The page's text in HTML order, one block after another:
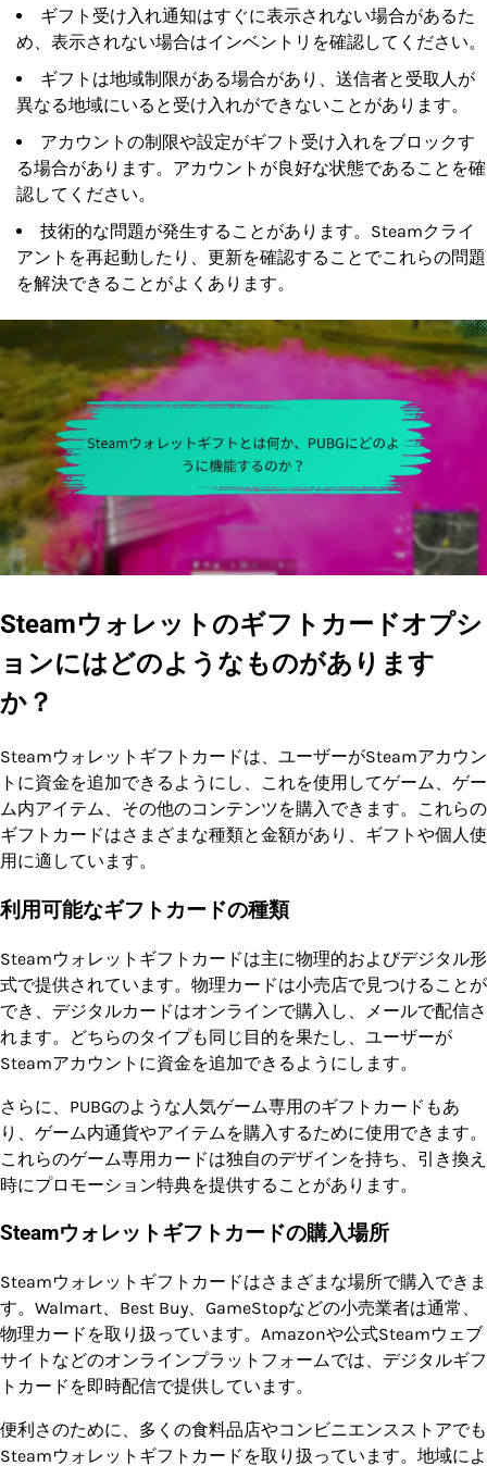
ギフト受け入れ通知はすぐに表示されない場合があるた
め、表示されない場合はインベントリを確認してください。
ギフトは地域制限がある場合があり、送信者と受取人が
異なる地域にいると受け入れができないことがあります。
アカウントの制限や設定がギフト受け入れをブロックす
る場合があります。アカウントが良好な状態であることを確
認してください。
技術的な問題が発生することがあります。Steamクライ
アントを再起動したり、更新を確認することでこれらの問題
を解決できることがよくあります。
Steamウォレットのギフトカードオプシ
ョンにはどのようなものがあります
か？
Steamウォレットギフトカードは、ユーザーがSteamアカウン
トに資金を追加できるようにし、これを使用してゲーム、ゲー
ム内アイテム、その他のコンテンツを購入できます。これらの
ギフトカードはさまざまな種類と金額があり、ギフトや個人使
用に適しています。
利用可能なギフトカードの種類
Steamウォレットギフトカードは主に物理的およびデジタル形
式で提供されています。物理カードは小売店で見つけることが
でき、デジタルカードはオンラインで購入し、メールで配信さ
れます。どちらのタイプも同じ目的を果たし、ユーザーが
Steamアカウントに資金を追加できるようにします。
さらに、PUBGのような人気ゲーム専用のギフトカードもあ
り、ゲーム内通貨やアイテムを購入するために使用できます。
これらのゲーム専用カードは独自のデザインを持ち、引き換え
時にプロモーション特典を提供することがあります。
Steamウォレットギフトカードの購入場所
Steamウォレットギフトカードはさまざまな場所で購入できま
す。Walmart、Best Buy、GameStopなどの小売業者は通常、
物理カードを取り扱っています。Amazonや公式Steamウェブ
サイトなどのオンラインプラットフォームでは、デジタルギフ
トカードを即時配信で提供しています。
便利さのために、多くの食料品店やコンビニエンスストアでも
Steamウォレットギフトカードを取り扱っています。地域によ